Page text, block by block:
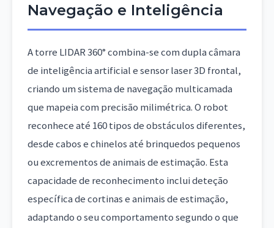
Navegação e Inteligência
A torre LIDAR 360° combina-se com dupla câmara
de inteligência artificial e sensor laser 3D frontal,
criando um sistema de navegação multicamada
que mapeia com precisão milimétrica. O robot
reconhece até 160 tipos de obstáculos diferentes,
desde cabos e chinelos até brinquedos pequenos
ou excrementos de animais de estimação. Esta
capacidade de reconhecimento inclui deteção
específica de cortinas e animais de estimação,
adaptando o seu comportamento segundo o que